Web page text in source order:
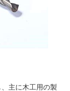
主に木工用の製